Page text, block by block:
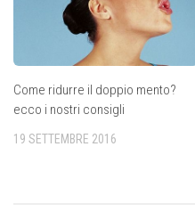
Come ridurre il doppio mento?
ecco i nostri consigli
19 SETTEMBRE 2016